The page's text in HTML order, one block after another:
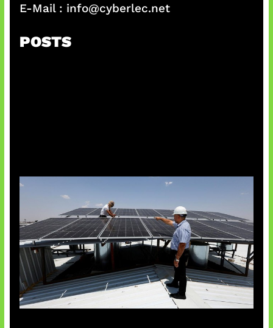
E-Mail : info@cyberlec.net
POSTS